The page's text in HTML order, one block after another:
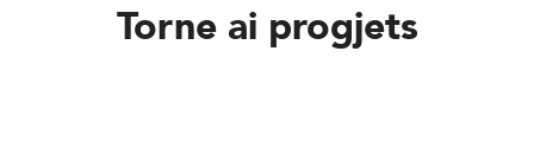
Torne ai progjets